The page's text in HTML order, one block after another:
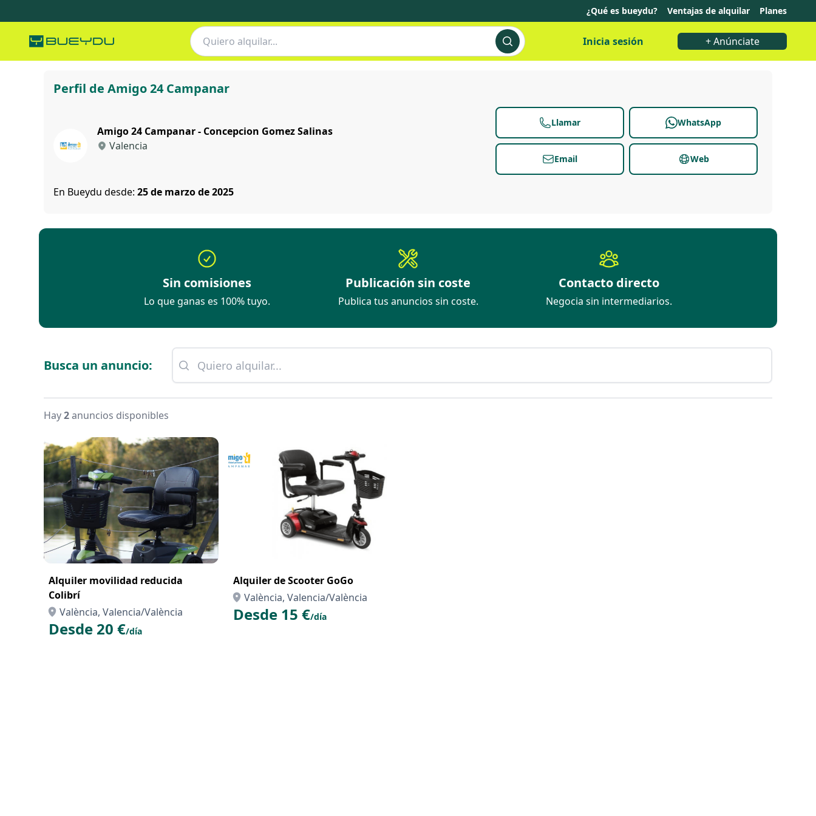
¿Qué es bueydu? Ventajas de alquilar Planes
Inicia sesión + Anúnciate
Perfil de Amigo 24 Campanar
Amigo 24 Campanar - Concepcion Gomez Salinas
Valencia
Llamar WhatsApp
Email Web
En Bueydu desde: 25 de marzo de 2025
Sin comisiones
Lo que ganas es 100% tuyo.
Publicación sin coste
Publica tus anuncios sin coste.
Contacto directo
Negocia sin intermediarios.
Busca un anuncio:
Hay2anuncios disponibles
Alquiler movilidad reducida
Colibrí
València, Valencia/València
Desde 20 €/día
Alquiler de Scooter GoGo
València, Valencia/València
Desde 15 €/día